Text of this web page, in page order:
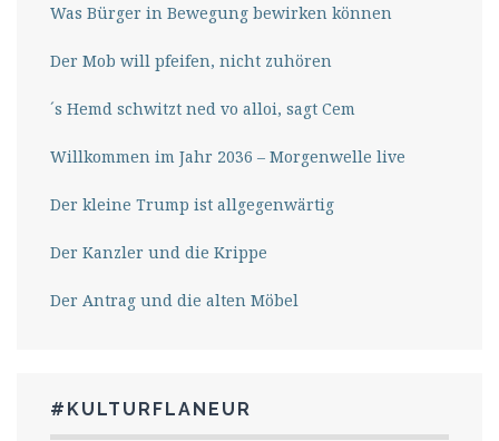
Was Bürger in Bewegung bewirken können
Der Mob will pfeifen, nicht zuhören
´s Hemd schwitzt ned vo alloi, sagt Cem
Willkommen im Jahr 2036 – Morgenwelle live
Der kleine Trump ist allgegenwärtig
Der Kanzler und die Krippe
Der Antrag und die alten Möbel
#KULTURFLANEUR